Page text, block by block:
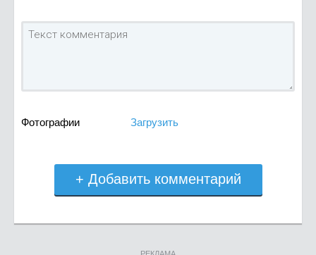
Фотографии Загрузить
+ Добавить комментарий